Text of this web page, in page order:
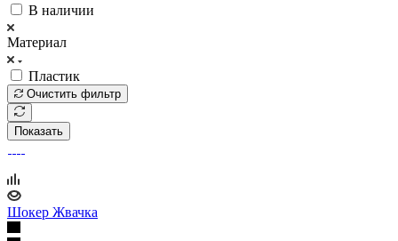
В наличии
Материал
Пластик
Очистить фильтр
Показать
Шокер Жвачка